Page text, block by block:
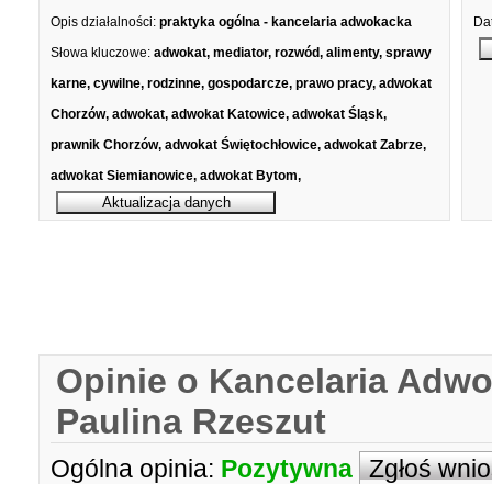
Opis działalności: praktyka ogólna - kancelaria adwokacka
Słowa kluczowe: adwokat, mediator, rozwód, alimenty, sprawy
karne, cywilne, rodzinne, gospodarcze, prawo pracy, adwokat
Chorzów, adwokat, adwokat Katowice, adwokat Śląsk,
prawnik Chorzów, adwokat Świętochłowice, adwokat Zabrze,
adwokat Siemianowice, adwokat Bytom,
Opinie o Kancelaria
Paulina Rzeszut
Ogólna opinia: Pozytywna Zgłoś